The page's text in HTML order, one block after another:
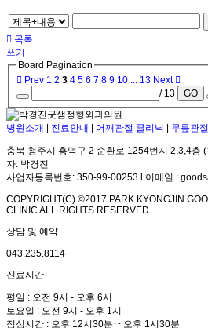
목록
쓰기
Board Pagination
Prev 1 2 3 4 5 6 7 8 9 10 13 Next
/ 13
GO
병원소개 진료안내 어깨관절 클리닉 무릎관
충북 청주시 흥덕구 2 순환로 1254번지 2,3,4층
자: 박경진
사업자등록번호: 350-99-00253 l 이메일 :
COPYRIGHT(C) ©2017 PARK KYONGJIN
CLINIC ALL RIGHTS RESERVED.
상담 및 예약
043.235.8114
진료시간
평일 : 오전 9시 - 오후 6시
토요일 : 오전 9시 - 오후 1시
점심시간 : 오후 12시30분 ~ 오후 1시30분